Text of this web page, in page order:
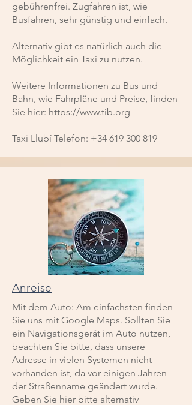
gebührenfrei. Zugfahren ist, wie
Busfahren, sehr günstig und einfach.
Alternativ gibt es natürlich auch die
Möglichkeit ein Taxi zu nutzen.
Weitere Informationen zu Bus und
Bahn, wie Fahrpläne und Preise, finden
Sie hier: https://www.tib.org
Taxi Llubí Telefon: +34 619 300 819
Anreise
Mit dem Auto: Am einfachsten finden
Sie uns mit Google Maps. Sollten Sie
ein Navigationsgerät im Auto nutzen,
beachten Sie bitte, dass unsere
Adresse in vielen Systemen nicht
vorhanden ist, da vor einigen Jahren
der Straßenname geändert wurde.
Geben Sie hier bitte alternativ